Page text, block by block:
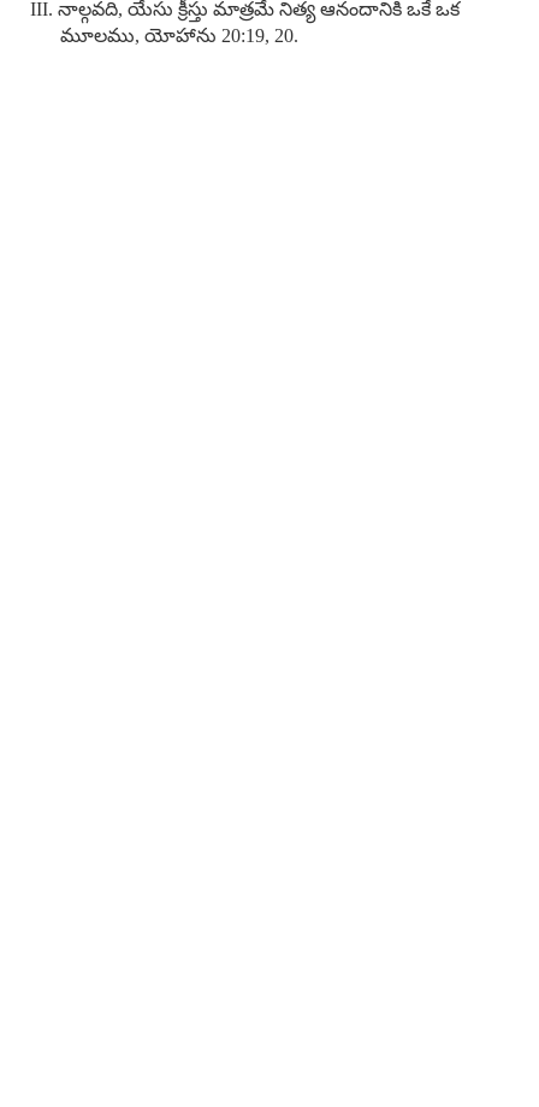
III. నాల్గవది, యేసు క్రీస్తు మాత్రమే నిత్య ఆనందానికి ఒకే ఒక
మూలము, యోహాను 20:19, 20.